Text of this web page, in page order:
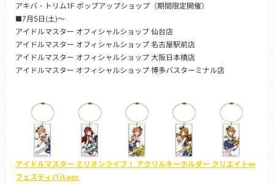
アキバ・トリム1F ポップアップショップ（期間限定開催）
■7月5日(土)～
アイドルマスター オフィシャルショップ 仙台店
アイドルマスター オフィシャルショップ 名古屋駅前店
アイドルマスター オフィシャルショップ 大阪日本橋店
アイドルマスター オフィシャルショップ 博多バスターミナル店
アイドルマスター ミリオンライブ！ アクリルキーホルダー クリエイト∞
フェスティバルver.